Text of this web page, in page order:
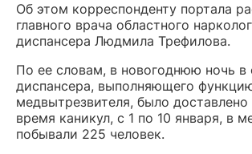
Об этом корреспонденту портала
главного врача областного
диспансера Людмила Трефилова.
По ее словам, в новогоднюю ночь в
диспансера, выполняющего
медвытрезвителя, было доставлено
время каникул, с 1 по 10 января, в
побывали 225 человек.